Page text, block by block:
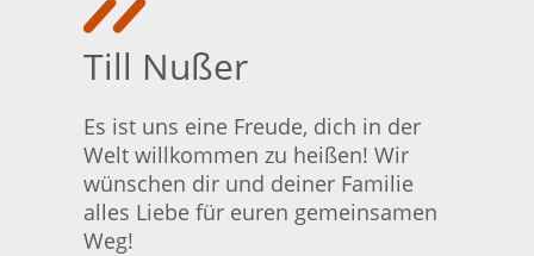
Till Nußer
Es ist uns eine Freude, dich in der
Welt willkommen zu heißen! Wir
wünschen dir und deiner Familie
alles Liebe für euren gemeinsamen
Weg!